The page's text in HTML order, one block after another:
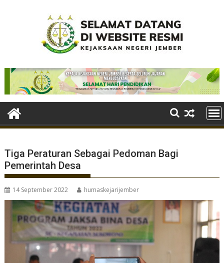
Tiga Peraturan Sebagai Pedoman Bagi
Pemerintah Desa
14 September 2022 humaskejarijember